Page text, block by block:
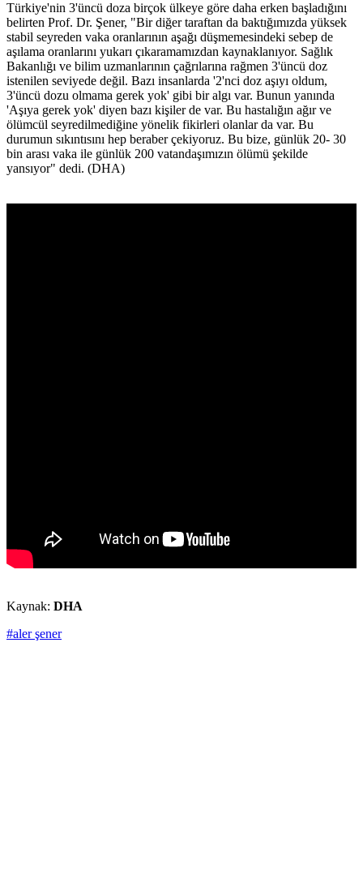
Türkiye'nin 3'üncü doza birçok ülkeye göre daha erken başladığını
belirten Prof. Dr. Şener, "Bir diğer taraftan da baktığımızda yüksek
stabil seyreden vaka oranlarının aşağı düşmemesindeki sebep de
aşılama oranlarını yukarı çıkaramamızdan kaynaklanıyor. Sağlık
Bakanlığı ve bilim uzmanlarının çağrılarına rağmen 3'üncü doz
istenilen seviyede değil. Bazı insanlarda '2'nci doz aşıyı oldum,
3'üncü dozu olmama gerek yok' gibi bir algı var. Bunun yanında
'Aşıya gerek yok' diyen bazı kişiler de var. Bu hastalığın ağır ve
ölümcül seyredilmediğine yönelik fikirleri olanlar da var. Bu
durumun sıkıntısını hep beraber çekiyoruz. Bu bize, günlük 20- 30
bin arası vaka ile günlük 200 vatandaşımızın ölümü şekilde
yansıyor" dedi. (DHA)
Kaynak: DHA
#aler şener